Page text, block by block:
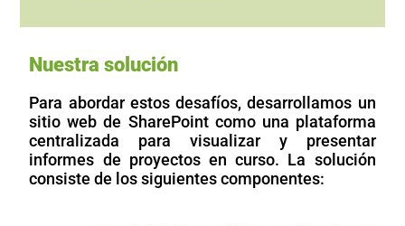
Nuestra solución
Para abordar estos desafíos, desarrollamos un
sitio web de SharePoint como una plataforma
centralizada para visualizar y presentar
informes de proyectos en curso. La solución
consiste de los siguientes componentes: